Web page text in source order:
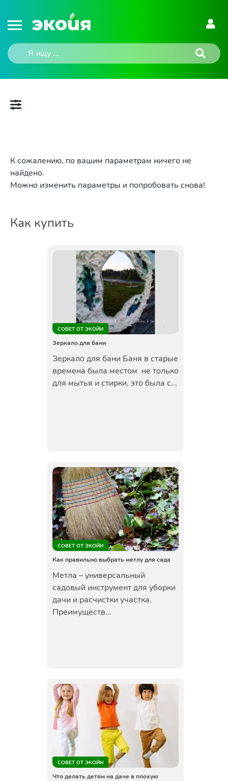
К сожалению, по вашим параметрам ничего не
найдено.
Можно изменить параметры и попробовать снова!
Как купить
СОВЕТ ОТ ЭКОЙИ
Зеркало для бани
Зеркало для бани Баня в старые
времена была местом не только
для мытья и стирки, это была с...
СОВЕТ ОТ ЭКОЙИ
Как правильно выбрать метлу для сада
Метла – универсальный
садовый инструмент для уборки
дачи и расчистки участка.
Преимуществ...
СОВЕТ ОТ ЭКОЙИ
Что делать детям на даче в плохую